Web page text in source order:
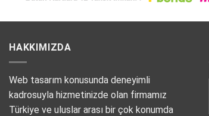
HAKKIMIZDA
Web tasarım konusunda deneyimli
kadrosuyla hizmetinizde olan firmamız
Türkiye ve uluslar arası bir çok konumda